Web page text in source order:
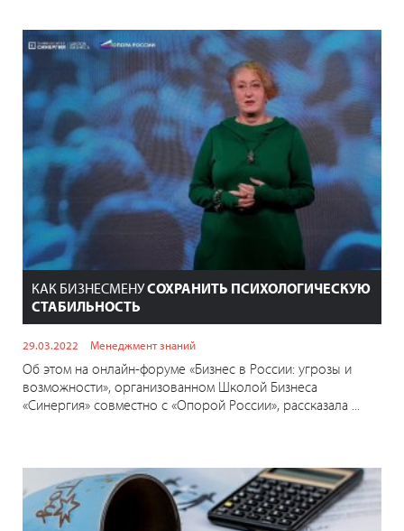
КАК БИЗНЕСМЕНУСОХРАНИТЬ ПСИХОЛОГИЧЕСКУЮ
СТАБИЛЬНОСТЬ
29.03.2022 Менеджмент знаний
Об этом на онлайн-форуме «Бизнес в России: угрозы и
возможности», организованном Школой Бизнеса
«Синергия» совместно с «Опорой России», рассказала ...